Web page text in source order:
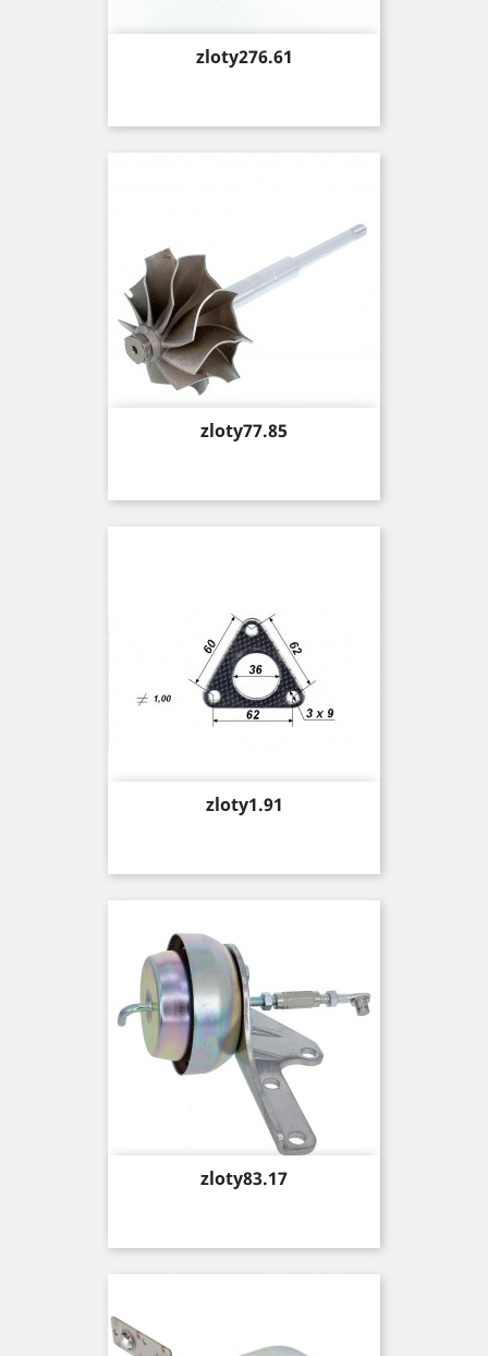
Price
zloty276.61
Price
zloty77.85
Price
zloty1.91
Price
zloty83.17